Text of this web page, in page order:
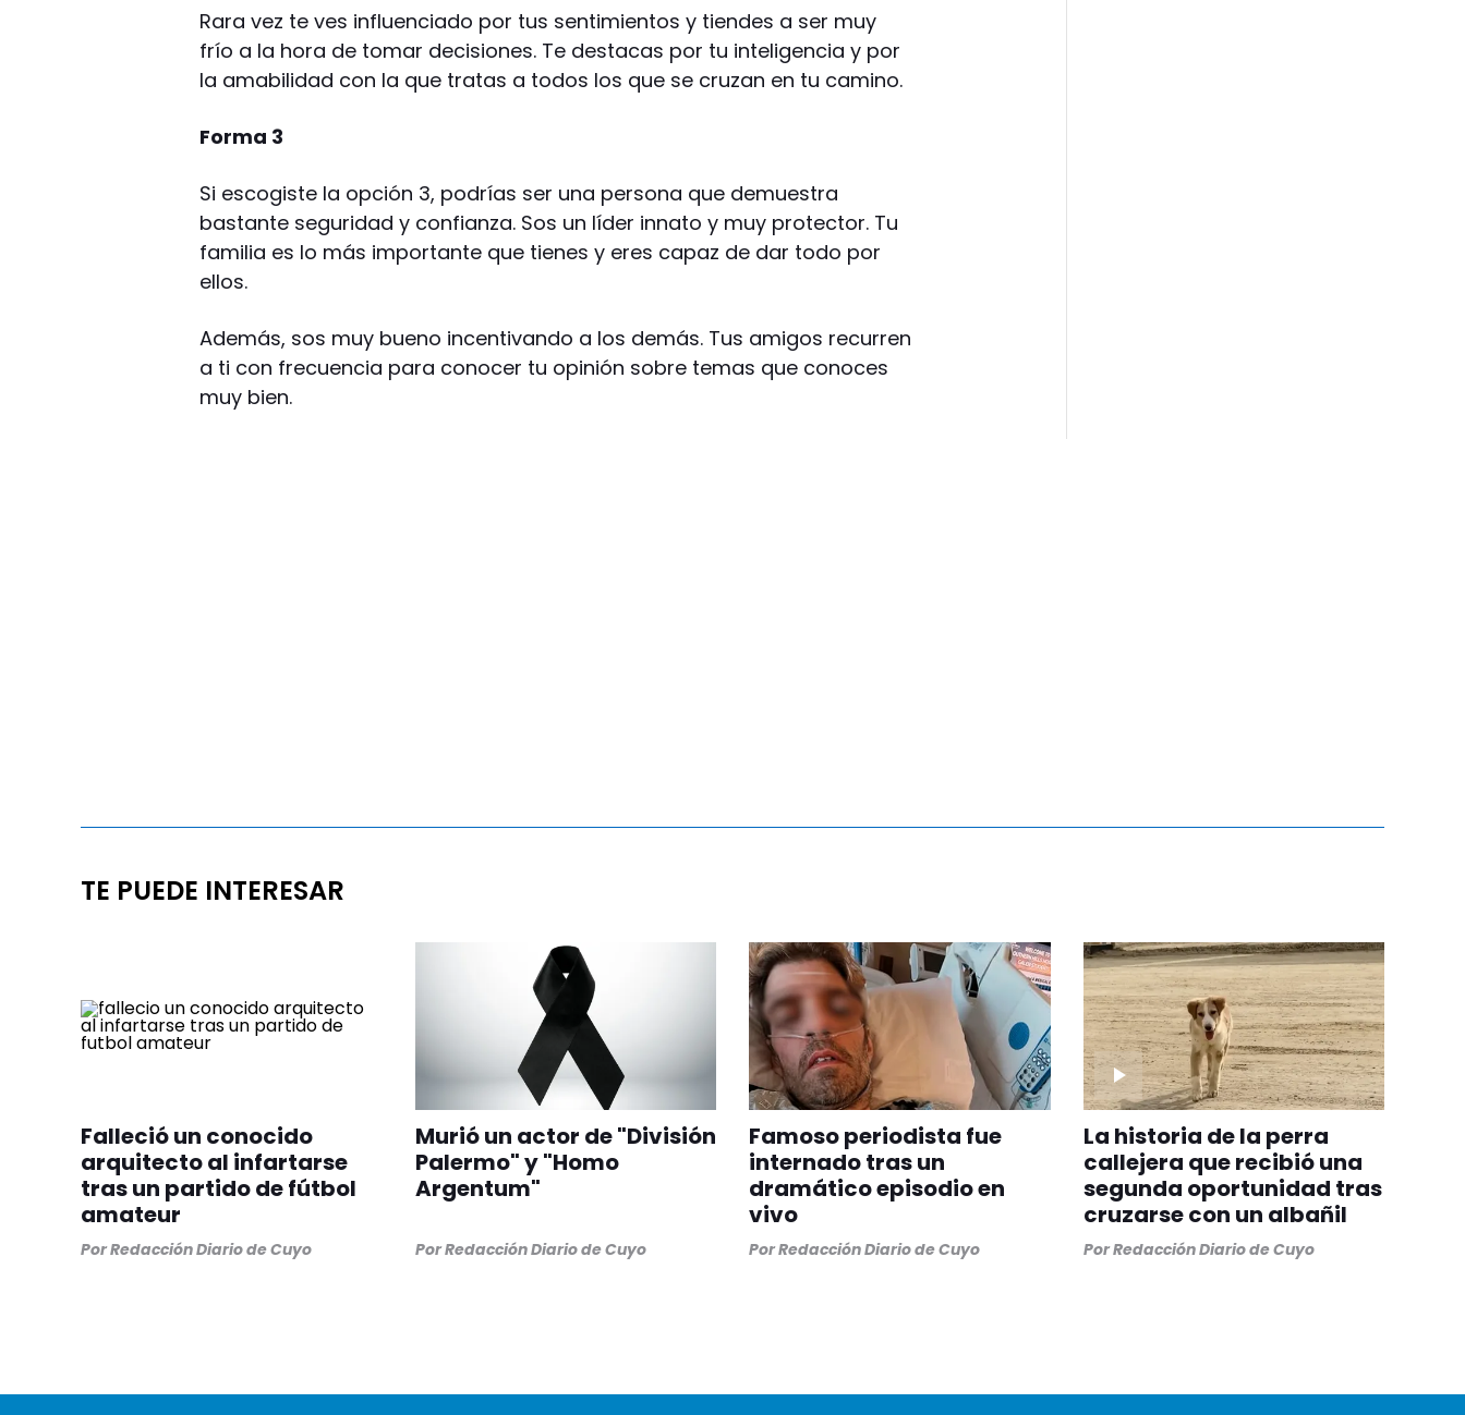
Rara vez te ves influenciado por tus sentimientos y tiendes a ser muy
frío a la hora de tomar decisiones. Te destacas por tu inteligencia y por
la amabilidad con la que tratas a todos los que se cruzan en tu camino.
Forma 3
Si escogiste la opción 3, podrías ser una persona que demuestra
bastante seguridad y confianza. Sos un líder innato y muy protector. Tu
familia es lo más importante que tienes y eres capaz de dar todo por
ellos.
Además, sos muy bueno incentivando a los demás. Tus amigos recurren
a ti con frecuencia para conocer tu opinión sobre temas que conoces
muy bien.
TE PUEDE INTERESAR
Falleció un conocido
arquitecto al infartarse
tras un partido de fútbol
amateur
PorRedacción Diario de Cuyo
Murió un actor de "División
Palermo" y "Homo
Argentum"
PorRedacción Diario de Cuyo
Famoso periodista fue
internado tras un
dramático episodio en
vivo
PorRedacción Diario de Cuyo
La historia de la perra
callejera que recibió una
segunda oportunidad tras
cruzarse con un albañil
PorRedacción Diario de Cuyo